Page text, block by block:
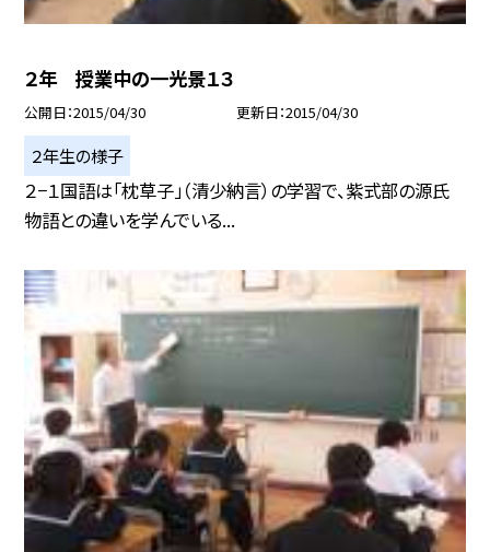
２年 授業中の一光景１３
公開日 2015/04/30 更新日 2015/04/30
２年生の様子
２−１国語は「枕草子」（清少納言）の学習で、紫式部の源氏
物語との違いを学んでいる...